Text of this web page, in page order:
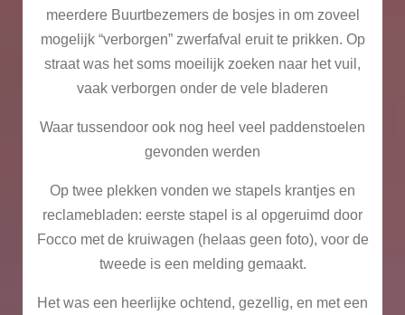
meerdere Buurtbezemers de bosjes in om zoveel
mogelijk “verborgen” zwerfafval eruit te prikken. Op
straat was het soms moeilijk zoeken naar het vuil,
vaak verborgen onder de vele bladeren
Waar tussendoor ook nog heel veel paddenstoelen
gevonden werden
Op twee plekken vonden we stapels krantjes en
reclamebladen: eerste stapel is al opgeruimd door
Focco met de kruiwagen (helaas geen foto), voor de
tweede is een melding gemaakt.
Het was een heerlijke ochtend, gezellig, en met een